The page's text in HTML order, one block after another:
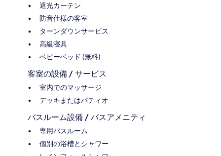
遮光カーテン
防音仕様の客室
ターンダウンサービス
高級寝具
ベビーベッド (無料)
客室の設備 / サービス
室内でのマッサージ
デッキまたはパティオ
バスルーム設備 / バスアメニティ
専用バスルーム
個別の浴槽とシャワー